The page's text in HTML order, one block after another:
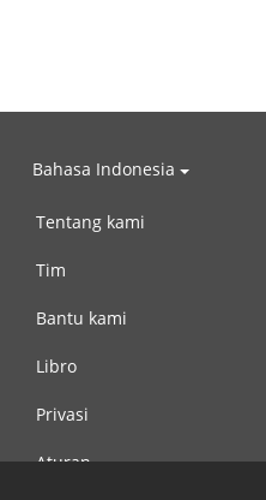
Bahasa Indonesia
Tentang kami
Tim
Bantu kami
Libro
Privasi
Aturan